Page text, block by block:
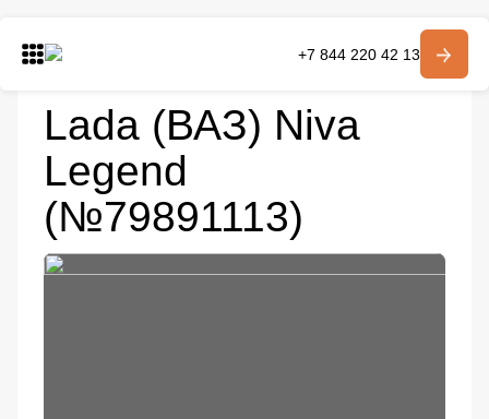
Контакты
Получить консультацию
+7 844 220 42 13
Niva Legend Lada (ВАЗ) Niva Legend
Lada (ВАЗ) Niva
Legend
(№79891113)